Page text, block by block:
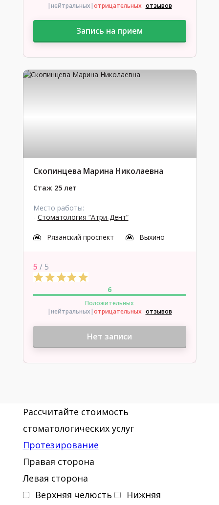
|нейтральных|отрицательных отзывов
Запись на прием
Скопинцева Марина Николаевна
Стаж 25 лет
Место работы:
- Стоматология “Атри-Дент”
Рязанский проспект Выхино
5 / 5
6
Положительных
|нейтральных|отрицательных отзывов
Нет записи
Рассчитайте стоимость
стоматологических услуг
Протезирование
Правая сторона
Левая сторона
Верхняя челюсть
Нижняя